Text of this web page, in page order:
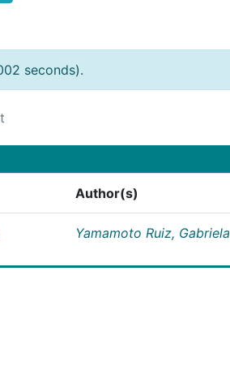
seconds).
Author(s)
Yamamoto Ruiz, Gabriela